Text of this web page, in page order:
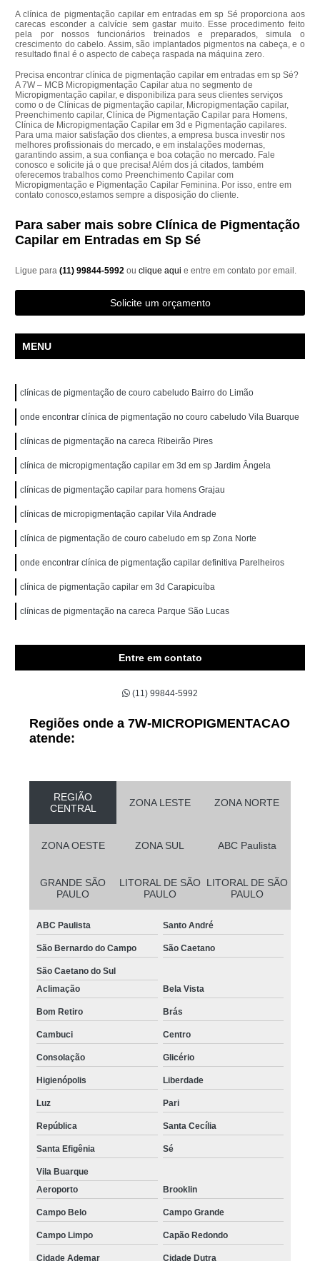
A clínica de pigmentação capilar em entradas em sp Sé proporciona aos
carecas esconder a calvície sem gastar muito. Esse procedimento feito
pela por nossos funcionários treinados e preparados, simula o
crescimento do cabelo. Assim, são implantados pigmentos na cabeça, e o
resultado final é o aspecto de cabeça raspada na máquina zero.
Precisa encontrar clínica de pigmentação capilar em entradas em sp Sé?
A 7W – MCB Micropigmentação Capilar atua no segmento de
Micropigmentação capilar, e disponibiliza para seus clientes serviços
como o de Clínicas de pigmentação capilar, Micropigmentação capilar,
Preenchimento capilar, Clínica de Pigmentação Capilar para Homens,
Clínica de Micropigmentação Capilar em 3d e Pigmentação capilares.
Para uma maior satisfação dos clientes, a empresa busca investir nos
melhores profissionais do mercado, e em instalações modernas,
garantindo assim, a sua confiança e boa cotação no mercado. Fale
conosco e solicite já o que precisa! Além dos já citados, também
oferecemos trabalhos como Preenchimento Capilar com
Micropigmentação e Pigmentação Capilar Feminina. Por isso, entre em
contato conosco,estamos sempre a disposição do cliente.
Para saber mais sobre Clínica de Pigmentação
Capilar em Entradas em Sp Sé
Ligue para(11) 99844-5992ouclique aqui e entre em contato por email.
Solicite um orçamento
MENU
clínicas de pigmentação de couro cabeludo Bairro do Limão
onde encontrar clínica de pigmentação no couro cabeludo Vila Buarque
clínicas de pigmentação na careca Ribeirão Pires
clínica de micropigmentação capilar em 3d em sp Jardim Ângela
clínicas de pigmentação capilar para homens Grajau
clínicas de micropigmentação capilar Vila Andrade
clínica de pigmentação de couro cabeludo em sp Zona Norte
onde encontrar clínica de pigmentação capilar definitiva Parelheiros
clínica de pigmentação capilar em 3d Carapicuíba
clínicas de pigmentação na careca Parque São Lucas
Entre em contato
(11) 99844-5992
Regiões onde a 7W-MICROPIGMENTACAO
atende:
REGIÃO
CENTRAL
ZONA LESTE ZONA NORTE
ZONA OESTE ZONA SUL ABC Paulista
GRANDE SÃO
PAULO
LITORAL DE SÃO
PAULO
LITORAL DE SÃO
PAULO
ABC Paulista Santo André
São Bernardo do Campo São Caetano
São Caetano do Sul
Aclimação
Bela Vista
Bom Retiro Brás
Cambuci Centro
Consolação Glicério
Higienópolis Liberdade
Luz Pari
República Santa Cecília
Santa Efigênia Sé
Vila Buarque
Aeroporto
Brooklin
Campo Belo Campo Grande
Campo Limpo Capão Redondo
Cidade Ademar Cidade Dutra